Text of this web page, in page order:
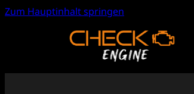
Zum Hauptinhalt springen